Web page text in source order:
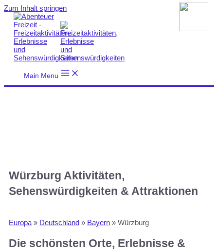
Zum Inhalt springen
Main Menu
Würzburg Aktivitäten,
Sehenswürdigkeiten & Attraktionen
Europa » Deutschland » Bayern » Würzburg
Die schönsten Orte, Erlebnisse &